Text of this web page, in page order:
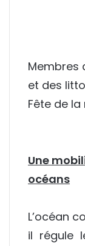
Membres
et des
Fête de la
Une
océans
L’océan
il régule